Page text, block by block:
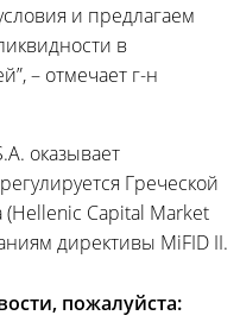
и предлагаем
в
– отмечает г-н
оказывает
Греческой
Capital Market
директивы MiFID II.
пожалуйста: